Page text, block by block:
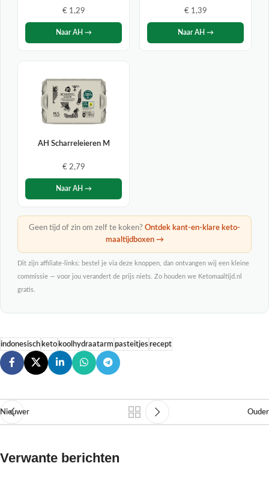
€ 1,29
Naar AH →
€ 1,39
Naar AH →
AH Scharreleieren M
€ 2,79
Naar AH →
Geen tijd of zin om zelf te koken? Ontdek kant-en-klare keto-
maaltijdboxen →
Dit zijn affiliate-links: bestel je via deze knoppen, dan ontvangen wij een kleine
commissie — voor jou verandert de prijs niets. Zo houden we Ketomaaltijd.nl
gratis.
indonesisch keto koolhydraatarm pasteitjesrecept
Nieuwer Ouder
Verwante berichten